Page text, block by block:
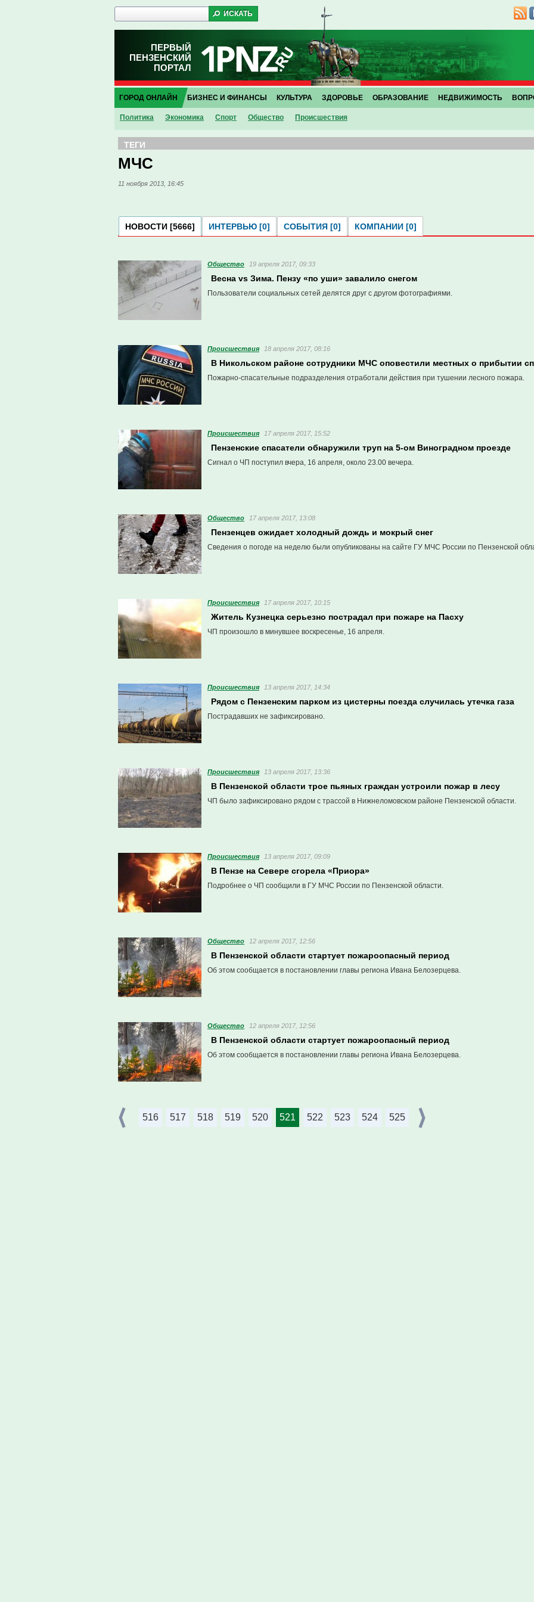
ПЕРВЫЙ
ПЕНЗЕНСКИЙ
ПОРТАЛ
ГОРОД ОНЛАЙН
Политика Экономика Спорт Общество Проиcшествия
БИЗНЕС И ФИНАНСЫ КУЛЬТУРА ЗДОРОВЬЕ ОБРАЗОВАНИЕ НЕДВИЖИМОСТЬ
ТЕГИ
МЧС
11 ноября 2013, 16:45
НОВОСТИ [5666] ИНТЕРВЬЮ [0] СОБЫТИЯ [0] КОМПАНИИ [0]
Общество 19 апреля 2017, 09:33
Весна vs Зима. Пензу «по уши» завалило снегом
Пользователи социальных сетей делятся друг с другом фотографиями.
Проиcшествия 18 апреля 2017, 08:16
В Никольском районе сотрудники МЧС оповестили местных о прибытии
Пожарно-спасательные подразделения отработали действия при тушении лесного пожара.
Проиcшествия 17 апреля 2017, 15:52
Пензенские спасатели обнаружили труп на 5-ом Виноградном проезде
Сигнал о ЧП поступил вчера, 16 апреля, около 23.00 вечера.
Общество 17 апреля 2017, 13:08
Пензенцев ожидает холодный дождь и мокрый снег
Сведения о погоде на неделю были опубликованы на сайте ГУ МЧС России по Пензенской
Проиcшествия 17 апреля 2017, 10:15
Житель Кузнецка серьезно пострадал при пожаре на Пасху
ЧП произошло в минувшее воскресенье, 16 апреля.
Проиcшествия 13 апреля 2017, 14:34
Рядом с Пензенским парком из цистерны поезда случилась утечка газа
Пострадавших не зафиксировано.
Проиcшествия 13 апреля 2017, 13:36
В Пензенской области трое пьяных граждан устроили пожар в лесу
ЧП было зафиксировано рядом с трассой в Нижнеломовском районе Пензенской области.
Проиcшествия 13 апреля 2017, 09:09
В Пензе на Севере сгорела «Приора»
Подробнее о ЧП сообщили в ГУ МЧС России по Пензенской области.
Общество 12 апреля 2017, 12:56
В Пензенской области стартует пожароопасный период
Об этом сообщается в постановлении главы региона Ивана Белозерцева.
Общество 12 апреля 2017, 12:56
В Пензенской области стартует пожароопасный период
Об этом сообщается в постановлении главы региона Ивана Белозерцева.
516 517 518 519 520 521 522 523 524 525